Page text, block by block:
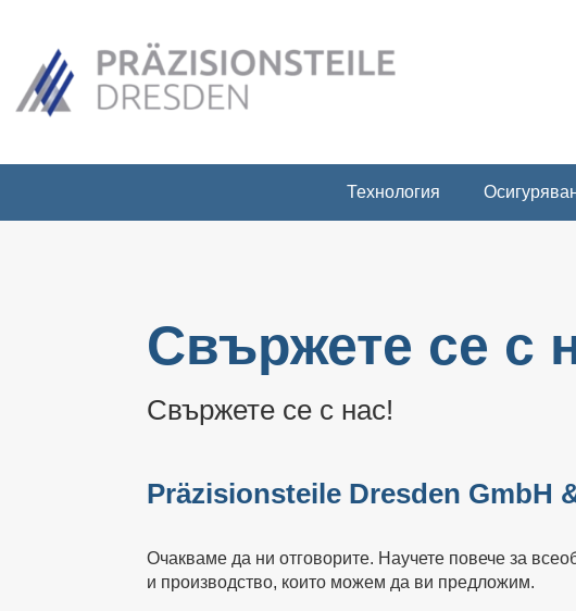
Технология
Свържете се с
Свържете се с нас!
Präzisionsteile Dresden GmbH
Очакваме да ни отговорите. Научете повече за
и производство, които можем да ви предложим.